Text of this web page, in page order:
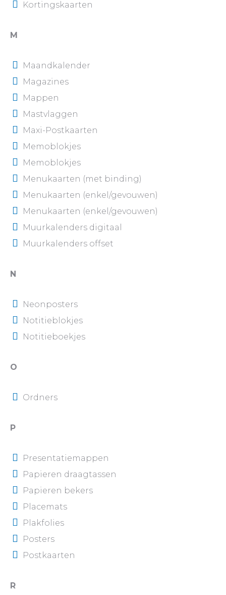
Kortingskaarten
M
Maandkalender
Magazines
Mappen
Mastvlaggen
Maxi-Postkaarten
Memoblokjes
Memoblokjes
Menukaarten (met binding)
Menukaarten (enkel/gevouwen)
Menukaarten (enkel/gevouwen)
Muurkalenders digitaal
Muurkalenders offset
N
Neonposters
Notitieblokjes
Notitieboekjes
O
Ordners
P
Presentatiemappen
Papieren draagtassen
Papieren bekers
Placemats
Plakfolies
Posters
Postkaarten
R